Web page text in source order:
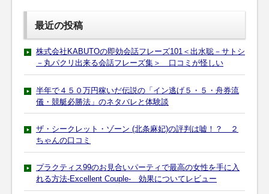
最近の投稿
株式会社KABUTOの即効会話フレーズ101＜出水聡－サトシ
－丸パクリ出来る会話フレーズ集＞ 口コミが怪しい
半年で４５０万円稼いだ伝説の「イン逃げ５・５・舟券流
儀・競艇必勝法」のネタバレと体験談
ザ・シークレット・ゾーン (北条麻妃)の評判は嘘！？ ２
ちゃんの口コミ
プラクティス99のお見合いパーティで最高の女性を手に入
れる方法-Excellent Couple- 効果についてレビュー